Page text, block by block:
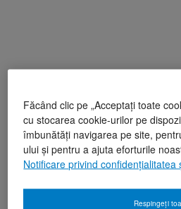
Făcând clic pe „Acceptați toate
cu stocarea cookie-urilor pe
îmbunătăți navigarea pe site,
ului și pentru a ajuta eforturile
Notificare privind confidențialitatea
Respingeți